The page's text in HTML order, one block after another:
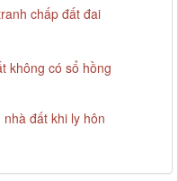
chấp đất đai
không có sổ hồng
đất khi ly hôn